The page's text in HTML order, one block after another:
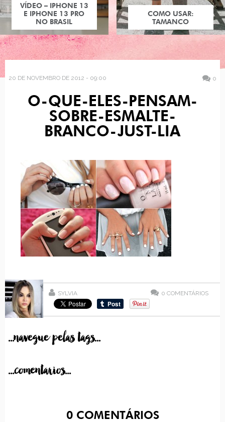
VÍDEO – IPHONE 13
E IPHONE 13 PRO
NO BRASIL
COMO USAR:
TAMANCO
20 DE NOVEMBRO DE 2012 - 09:00 0
O-QUE-ELES-PENSAM-
SOBRE-ESMALTE-
BRANCO-JUST-LIA
SYLVIA 0 COMENTÁRIOS
...navegue pelas tags...
...comentarios...
0COMENTÁRIOS